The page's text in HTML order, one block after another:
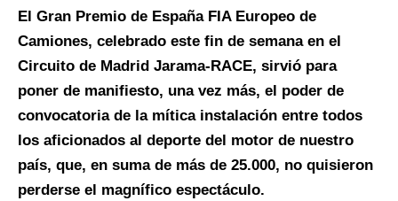
El Gran Premio de España FIA Europeo de
Camiones, celebrado este fin de semana en el
Circuito de Madrid Jarama-RACE, sirvió para
poner de manifiesto, una vez más, el poder de
convocatoria de la mítica instalación entre todos
los aficionados al deporte del motor de nuestro
país, que, en suma de más de 25.000, no quisieron
perderse el magnífico espectáculo.